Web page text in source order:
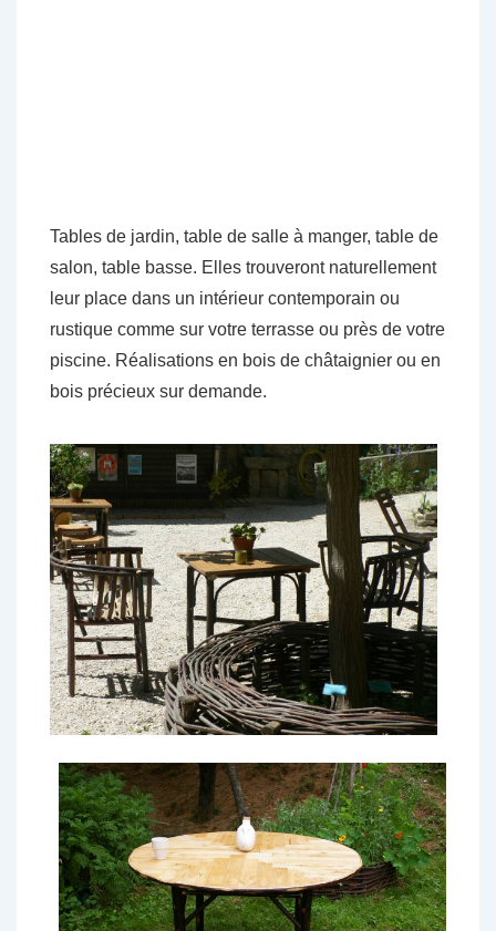
Tables de jardin, table de salle à manger, table de
salon, table basse. Elles trouveront naturellement
leur place dans un intérieur contemporain ou
rustique comme sur votre terrasse ou près de votre
piscine. Réalisations en bois de châtaignier ou en
bois précieux sur demande.